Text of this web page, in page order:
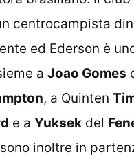
centrocampista
ed Ederson è
a Joao Gomes
, a Quinten
e a Yuksek del
sono inoltre in